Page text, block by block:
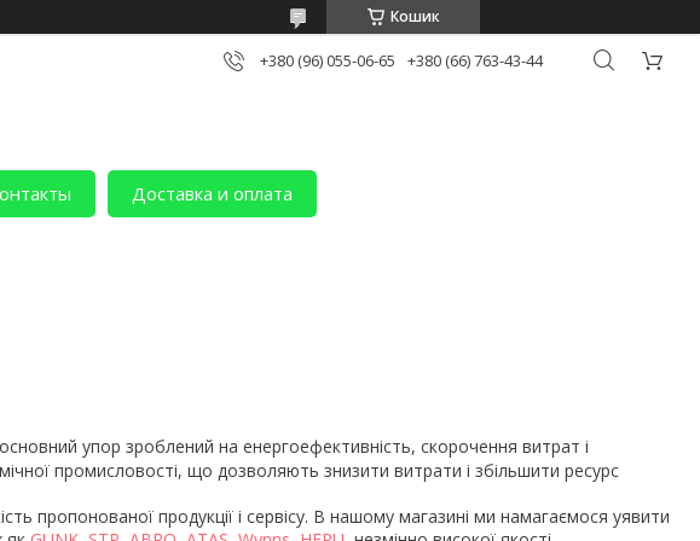
Кошик
+380 (96) 055-06-65 +380 (66) 763-43-44
Доставка и оплата
упор зроблений на енергоефективність, скорочення витрат і
промисловості, що дозволяють знизити витрати і збільшити ресурс
пропонованої продукції і сервісу. В нашому магазині ми намагаємося уявити